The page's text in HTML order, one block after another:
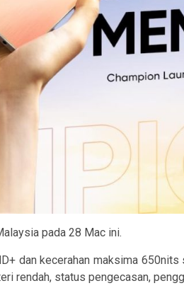
pada 28 Mac ini.
dan kecerahan maksima
rendah, status pengecasan,